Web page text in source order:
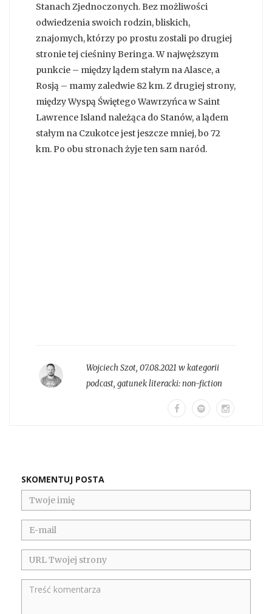
Stanach Zjednoczonych. Bez możliwości
odwiedzenia swoich rodzin, bliskich,
znajomych, którzy po prostu zostali po drugiej
stronie tej cieśniny Beringa. W najwęższym
punkcie – między lądem stałym na Alasce, a
Rosją – mamy zaledwie 82 km. Z drugiej strony,
między Wyspą Świętego Wawrzyńca w Saint
Lawrence Island należąca do Stanów, a lądem
stałym na Czukotce jest jeszcze mniej, bo 72
km. Po obu stronach żyje ten sam naród.
Wojciech Szot, 07.08.2021 w kategorii
podcast, gatunek literacki:non-fiction
SKOMENTUJ POSTA